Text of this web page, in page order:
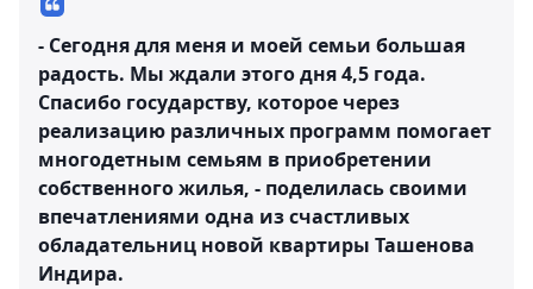
- Сегодня для меня и моей семьи большая
радость. Мы ждали этого дня 4,5 года.
Спасибо государству, которое через
реализацию различных программ помогает
многодетным семьям в приобретении
собственного жилья, - поделилась своими
впечатлениями одна из счастливых
обладательниц новой квартиры Ташенова
Индира.